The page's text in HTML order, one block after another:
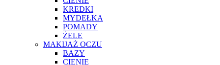
KREDKI
MYDEŁKA
POMADY
ŻELE
MAKIJAŻ OCZU
BAZY
CIENIE